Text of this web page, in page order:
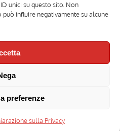
unici su questo sito. Non
influire negativamente su alcune
preferenze
sulla Privacy
di
Stefano Belli [DISCLAIMER
|Privacy Policy|Gestisci Cookie